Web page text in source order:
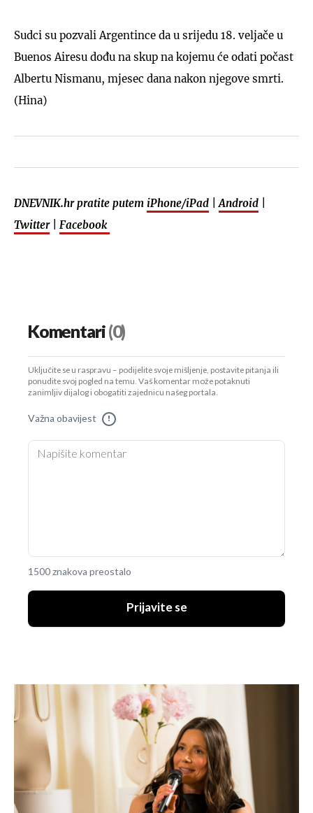
Sudci su pozvali Argentince da u srijedu 18. veljače u
Buenos Airesu dođu na skup na kojemu će odati počast
Albertu Nismanu, mjesec dana nakon njegove smrti.
(Hina)
DNEVNIK.hr pratite putem iPhone/iPad Android
Twitter| Facebook
Komentari(0)
Uključite se u raspravu – podijelite svoje mišljenje, postavite pitanja ili
ponudite svoj pogled na temu. Vaš komentar može potaknuti
zanimljiv dijalog i obogatiti zajednicu našeg portala.
Važna obavijest !
1500 znakova preostalo
Prijavite se